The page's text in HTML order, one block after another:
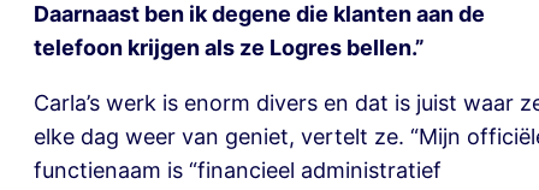
Daarnaast ben ik degene die klanten aan de
telefoon krijgen als ze Logres bellen.”
Carla’s werk is enorm divers en dat is juist waar
elke dag weer van geniet, vertelt ze. “Mijn
functienaam is “financieel administratief